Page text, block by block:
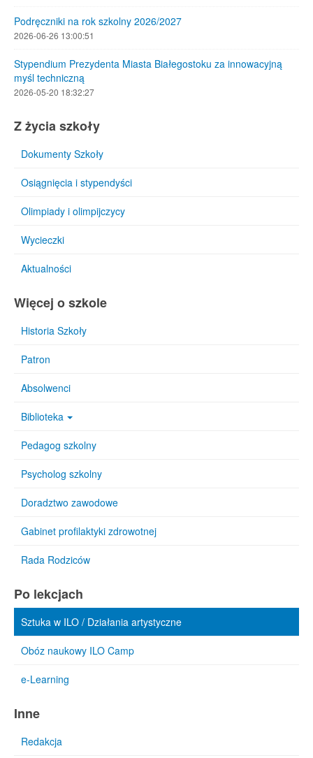
Podręczniki na rok szkolny 2026/2027
2026-06-26 13:00:51
Stypendium Prezydenta Miasta Białegostoku za innowacyjną
myśl techniczną
2026-05-20 18:32:27
Z życia szkoły
Dokumenty Szkoły
Osiągnięcia i stypendyści
Olimpiady i olimpijczycy
Wycieczki
Aktualności
Więcej o szkole
Historia Szkoły
Patron
Absolwenci
Biblioteka
Pedagog szkolny
Psycholog szkolny
Doradztwo zawodowe
Gabinet profilaktyki zdrowotnej
Rada Rodziców
Po lekcjach
Sztuka w ILO / Działania artystyczne
Obóz naukowy ILO Camp
e-Learning
Inne
Redakcja